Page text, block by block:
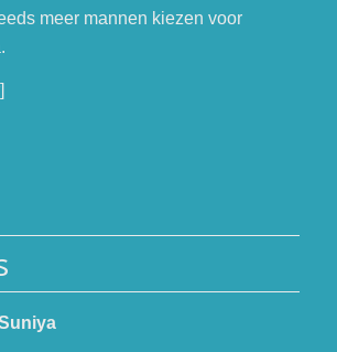
meer mannen kiezen voor
]